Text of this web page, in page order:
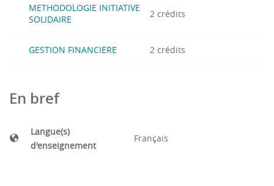
METHODOLOGIE INITIATIVE
SOLIDAIRE
2 crédits
GESTION FINANCIERE 2 crédits
En bref
Langue(s)
d'enseignement
Français